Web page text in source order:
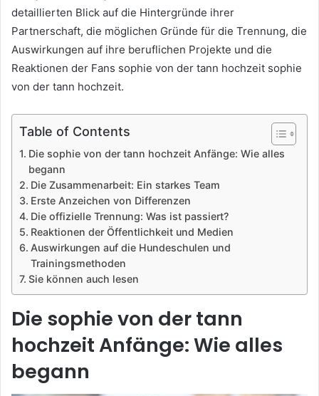
detaillierten Blick auf die Hintergründe ihrer
Partnerschaft, die möglichen Gründe für die Trennung, die
Auswirkungen auf ihre beruflichen Projekte und die
Reaktionen der Fans sophie von der tann hochzeit sophie
von der tann hochzeit.
Table of Contents
Die sophie von der tann hochzeit Anfänge: Wie alles
begann
Die Zusammenarbeit: Ein starkes Team
Erste Anzeichen von Differenzen
Die offizielle Trennung: Was ist passiert?
Reaktionen der Öffentlichkeit und Medien
Auswirkungen auf die Hundeschulen und
Trainingsmethoden
Sie können auch lesen
Die sophie von der tann
hochzeit Anfänge: Wie alles
begann